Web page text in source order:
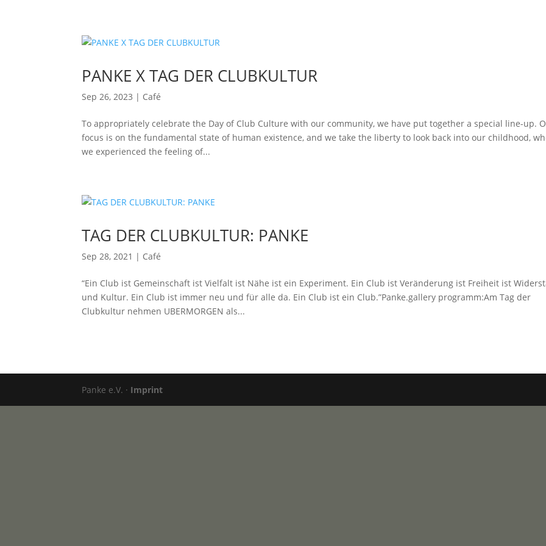
PANKE X TAG DER CLUBKULTUR
Sep 26, 2023 | Café
To appropriately celebrate the Day of Club Culture with our community, we have put together a special line-up.
focus is on the fundamental state of human existence, and we take the liberty to look back into our childhood,
we experienced the feeling of...
TAG DER CLUBKULTUR: PANKE
Sep 28, 2021 | Café
“Ein Club ist Gemeinschaft ist Vielfalt ist Nähe ist ein Experiment. Ein Club ist Veränderung ist Freiheit ist
und Kultur. Ein Club ist immer neu und für alle da. Ein Club ist ein Club.”Panke.gallery programm:Am Tag der
Clubkultur nehmen UBERMORGEN als...
Panke e.V. · Imprint